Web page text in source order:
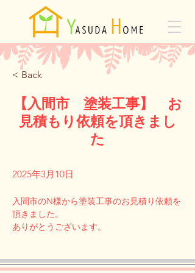
< Back
【入間市 塗装工事】 お
見積もり依頼を頂きまし
た
2025年3月10日
Previous
入間市のN様から塗装工事のお見積り依頼を
頂きました。
ありがとうございます。